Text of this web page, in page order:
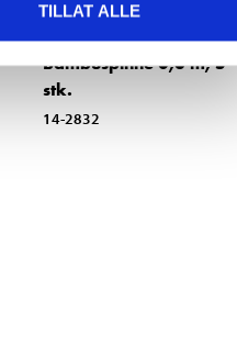
TILLAT ALLE
9
Bambuspinne 0,3 m, 5
stk.
14-2832